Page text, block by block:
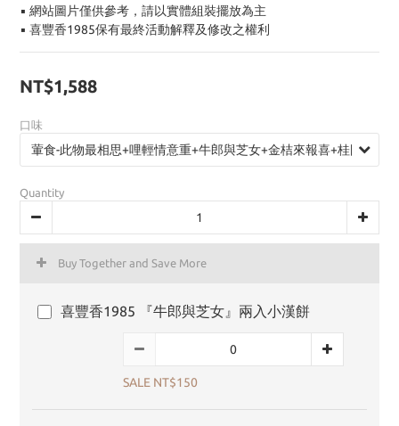
▪ 網站圖片僅供參考，請以實體組裝擺放為主
▪ 喜豐香1985保有最終活動解釋及修改之權利
NT$1,588
口味
Quantity
Buy Together and Save More
喜豐香1985 『牛郎與芝女』兩入小漢餅
SALE NT$150